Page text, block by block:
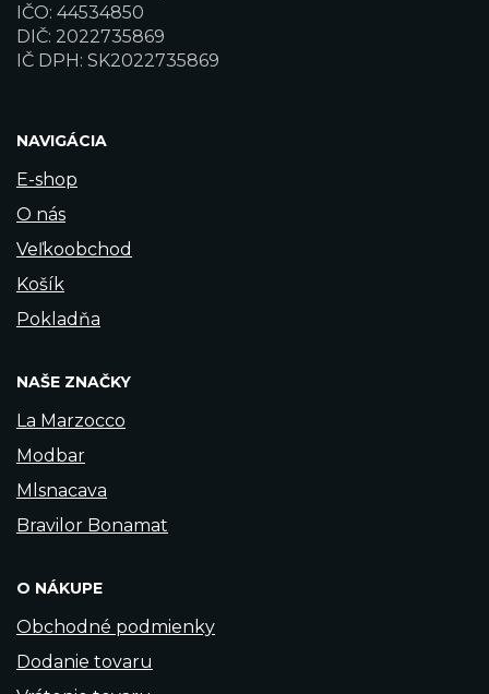
IČO: 44534850
DIČ: 2022735869
IČ DPH: SK2022735869
NAVIGÁCIA
E-shop
O nás
Veľkoobchod
Košík
Pokladňa
NAŠE ZNAČKY
La Marzocco
Modbar
Mlsnacava
Bravilor Bonamat
O NÁKUPE
Obchodné podmienky
Dodanie tovaru